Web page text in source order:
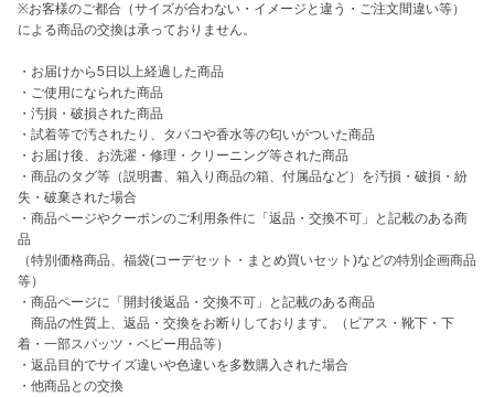
※お客様のご都合（サイズが合わない・イメージと違う・ご注文間違い等）
による商品の交換は承っておりません。
・お届けから5日以上経過した商品
・ご使用になられた商品
・汚損・破損された商品
・試着等で汚されたり、タバコや香水等の匂いがついた商品
・お届け後、お洗濯・修理・クリーニング等された商品
・商品のタグ等（説明書、箱入り商品の箱、付属品など）を汚損・破損・紛
失・破棄された場合
・商品ページやクーポンのご利用条件に「返品・交換不可」と記載のある商
品
（特別価格商品、福袋(コーデセット・まとめ買いセット)などの特別企画商品
等）
・商品ページに「開封後返品・交換不可」と記載のある商品
商品の性質上、返品・交換をお断りしております。（ピアス・靴下・下
着・一部スパッツ・ベビー用品等）
・返品目的でサイズ違いや色違いを多数購入された場合
・他商品との交換